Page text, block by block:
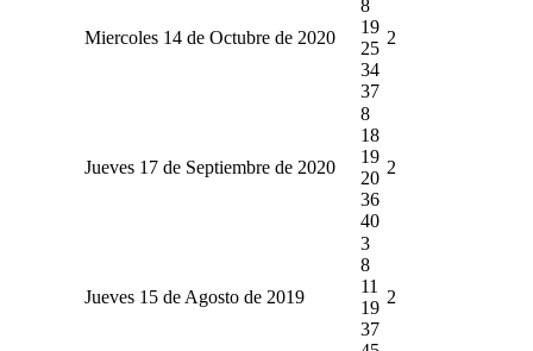
Miercoles 14 de Octubre de 2020
8
19
25
34
37
2
Jueves 17 de Septiembre de 2020
8
18
19
20
36
40
2
Jueves 15 de Agosto de 2019
3
8
11
19
37
2